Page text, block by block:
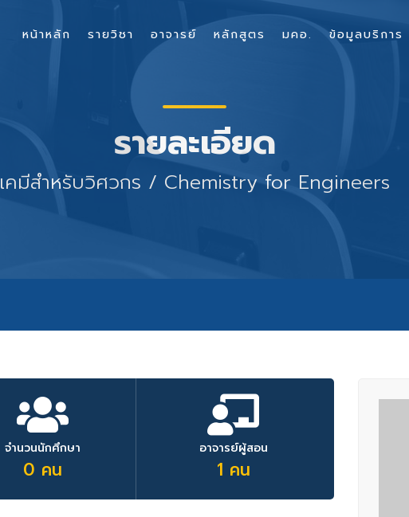
รายละเอียด
เคมีสำหรับวิศวกร / Chemistry for Engineers
จำนวนนักศึกษา
0 คน
อาจารย์ผู้สอน
1 คน
หน้าหลัก รายวิชา อาจารย์ หลักสูตร มคอ. ข้อมูลบริการ